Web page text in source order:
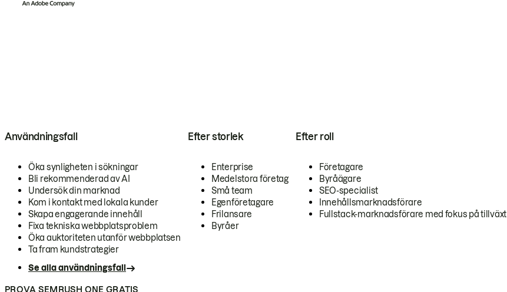
Användningsfall
Öka synligheten i sökningar
Bli rekommenderad av AI
Undersök din marknad
Kom i kontakt med lokala kunder
Skapa engagerande innehåll
Fixa tekniska webbplatsproblem
Öka auktoriteten utanför webbplatsen
Ta fram kundstrategier
Se alla användningsfall
Efter storlek
Enterprise
Medelstora företag
Små team
Egenföretagare
Frilansare
Byråer
Efter roll
Företagare
Byråägare
SEO-specialist
Innehållsmarknadsförare
Fullstack-marknadsförare med fokus på tillväxt
PROVA SEMRUSH ONE GRATIS